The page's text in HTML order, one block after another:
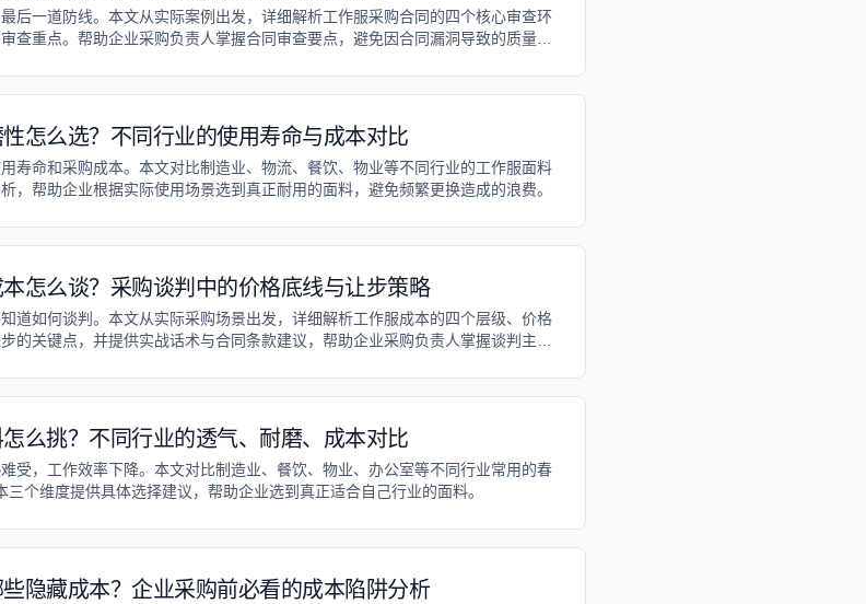
后一道防线。本文从实际案例出发，详细解析工作服采购合同的四个核心审查环
查重点。帮助企业采购负责人掌握合同审查要点，避免因合同漏洞导致的质量纠
怎么选？不同行业的使用寿命与成本对比
寿命和采购成本。本文对比制造业、物流、餐饮、物业等不同行业的工作服面料
，帮助企业根据实际使用场景选到真正耐用的面料，避免频繁更换造成的浪费。
怎么谈？采购谈判中的价格底线与让步策略
道如何谈判。本文从实际采购场景出发，详细解析工作服成本的四个层级、价格
的关键点，并提供实战话术与合同条款建议，帮助企业采购负责人掌握谈判主动
么挑？不同行业的透气、耐磨、成本对比
受，工作效率下降。本文对比制造业、餐饮、物业、办公室等不同行业常用的春
个维度提供具体选择建议，帮助企业选到真正适合自己行业的面料。
隐藏成本？企业采购前必看的成本陷阱分析